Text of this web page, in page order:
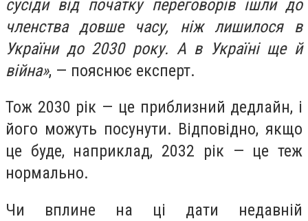
сусіди від початку переговорів ішли до
членства довше часу, ніж лишилося в
України до 2030 року. А в Україні ще й
війна», — пояснює експерт.
Тож 2030 рік — це приблизний дедлайн, і
його можуть посунути. Відповідно, якщо
це буде, наприклад, 2032 рік — це теж
нормально.
Чи вплине на ці дати недавній